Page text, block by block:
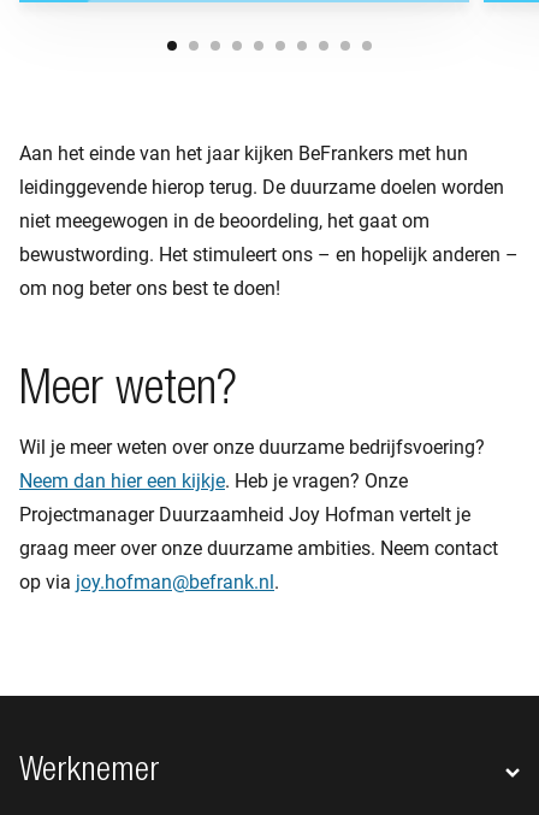
Aan het einde van het jaar kijken BeFrankers met hun
leidinggevende hierop terug. De duurzame doelen worden
niet meegewogen in de beoordeling, het gaat om
bewustwording. Het stimuleert ons – en hopelijk anderen –
om nog beter ons best te doen!
Meer weten?
Wil je meer weten over onze duurzame bedrijfsvoering?
Neem dan hier een kijkje. Heb je vragen? Onze
Projectmanager Duurzaamheid Joy Hofman vertelt je
graag meer over onze duurzame ambities. Neem contact
op via joy.hofman@befrank.nl.
Footer navigatie
Werknemer